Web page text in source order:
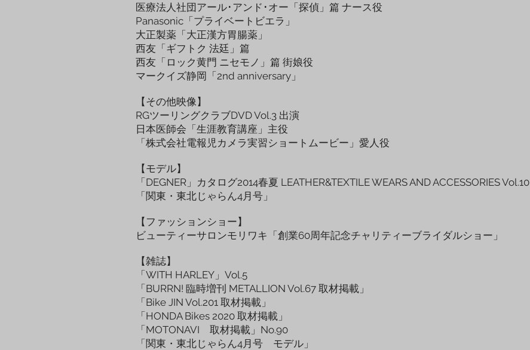
医療法人社団アール･アンド･オー「探偵」篇 ナース役
Panasonic「プライベートビエラ」
大正製薬「大正漢方胃腸薬」
西友「ギフトク 法廷」篇
西友「ロック黄門 ニセモノ」篇 街娘役
マークイズ静岡「2nd anniversary」
【その他映像】
RGツーリングクラブDVD Vol.3 出演
日本医師会「生涯教育講座」主役
「株式会社電報児カメラ実習ショートムービー」愛人役
【モデル】
「DEGNER」カタログ2014春夏 LEATHER&TEXTILE WEARS AND ACCESSORIES Vol.10
「関東・東北じゃらん4月号」
【ファッションショー】
ビューティーサロンモリワキ「創業60周年記念チャリティーブライダルショー」
【雑誌】
「WITH HARLEY」Vol.5
「BURRN! 臨時増刊 METALLION Vol.67 取材掲載」
「Bike JIN Vol.201 取材掲載」
「HONDA Bikes 2020 取材掲載」
「MOTONAVI 取材掲載」No.90
「関東・東北じゃらん4月号 モデル」